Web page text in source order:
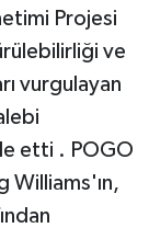
Projesi
ve
vurgulayan
etti . POGO
Williams'ın,